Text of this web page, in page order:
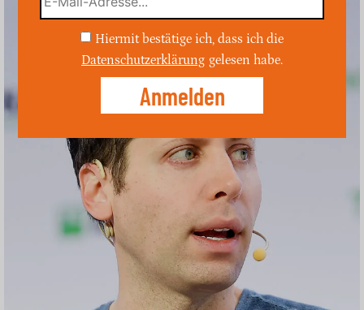
Hiermit bestätige ich, dass ich die
Datenschutzerklärung gelesen habe.